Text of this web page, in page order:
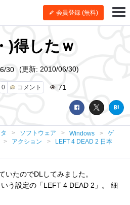
会員登録 (無料)
)得したｗ
0 コメント 71
30 (更新: 2010/06/30)
ソフトウェア Windows
ゲ
アクション
LEFT 4 DEAD 2 日本
いたのでDLしてみました。
う設定の「LEFT 4 DEAD 2」。 細